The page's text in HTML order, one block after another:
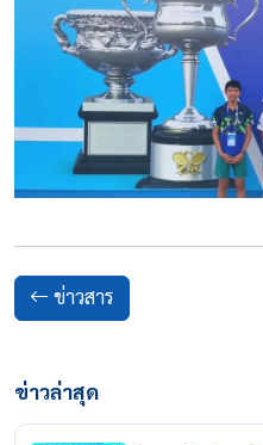
ข่าวสาร
ข่าวล่าสุด